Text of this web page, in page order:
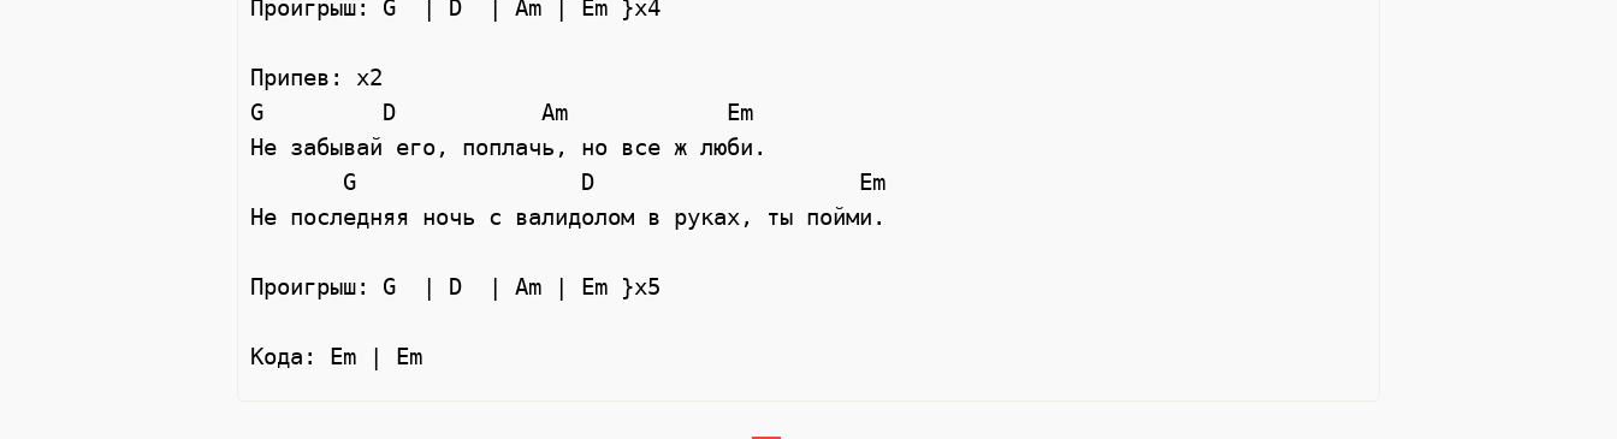
Проигрыш: G  | D  | Am | Em }x4
Припев: x2
G         D           Am            Em
Не забывай его, поплачь, но все ж люби.
Не последняя ночь с валидолом в руках, ты пойми.
Проигрыш: G  | D  | Am | Em }x5